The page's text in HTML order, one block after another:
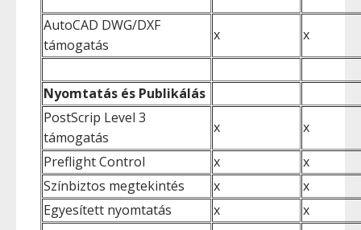
AutoCAD DWG/DXF
támogatás
x x
Nyomtatás és Publikálás
PostScrip Level 3
támogatás
x
x
Preflight Control
x
x
Színbiztos megtekintés
x
x
Egyesített nyomtatás
x x